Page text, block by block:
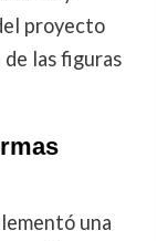
proyecto
las figuras
una